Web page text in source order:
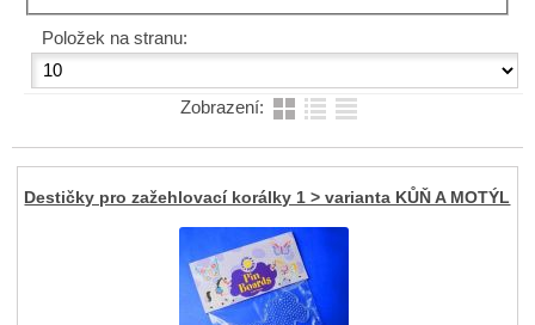
Položek na stranu:
Zobrazení:
Destičky pro zažehlovací korálky 1 > varianta KŮŇ A MOTÝL